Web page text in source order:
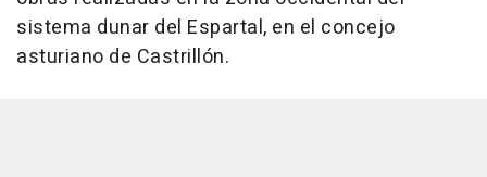
sistema dunar del Espartal, en el concejo
asturiano de Castrillón.